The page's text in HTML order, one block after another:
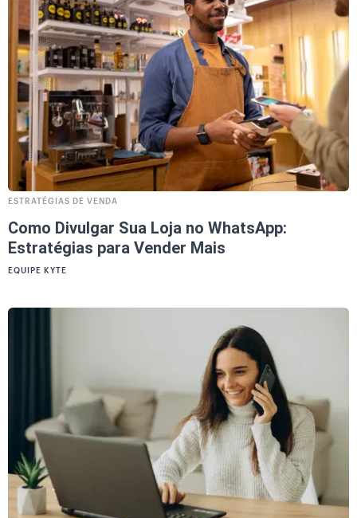
ESTRATÉGIAS DE VENDA
Como Divulgar Sua Loja no WhatsApp:
Estratégias para Vender Mais
EQUIPE KYTE